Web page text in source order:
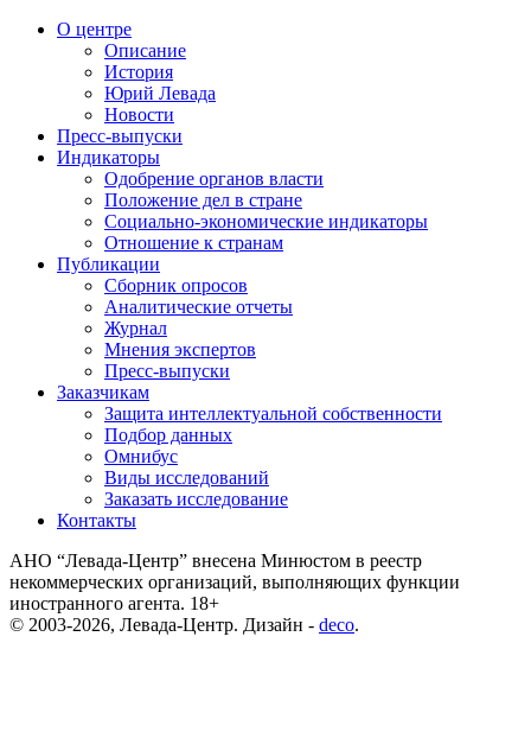
О центре
Описание
История
Юрий Левада
Новости
Пресс-выпуски
Индикаторы
Одобрение органов власти
Положение дел в стране
Социально-экономические индикаторы
Отношение к странам
Публикации
Сборник опросов
Аналитические отчеты
Журнал
Мнения экспертов
Пресс-выпуски
Заказчикам
Защита интеллектуальной собственности
Подбор данных
Омнибус
Виды исследований
Заказать исследование
Контакты
АНО “Левада-Центр” внесена Минюстом в реестр
некоммерческих организаций, выполняющих функции
иностранного агента. 18+
© 2003-2026, Левада-Центр. Дизайн - deco.